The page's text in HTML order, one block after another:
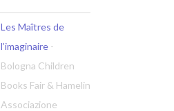
Les Maîtres de
l’imaginaire -
Bologna Children
Books Fair & Hamelin
Associazione